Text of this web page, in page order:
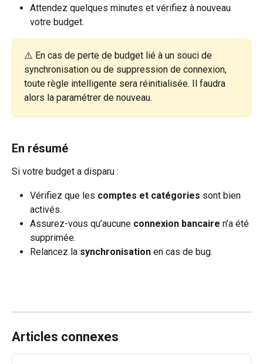
Attendez quelques minutes et vérifiez à nouveau
votre budget.
⚠️ En cas de perte de budget lié à un souci de
synchronisation ou de suppression de connexion,
toute règle intelligente sera réinitialisée. Il faudra
alors la paramétrer de nouveau.
En résumé
Si votre budget a disparu :
Vérifiez que les comptes et catégories sont bien
activés.
Assurez-vous qu’aucune connexion bancaire n’a été
supprimée.
Relancez la synchronisation en cas de bug.
Articles connexes